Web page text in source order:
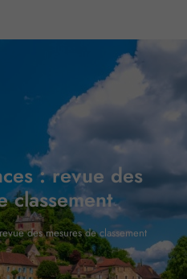
: revue des
classement
des mesures de classement